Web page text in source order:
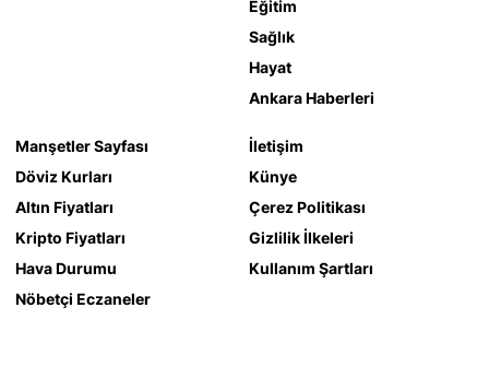
Eğitim
Sağlık
Hayat
Ankara Haberleri
Manşetler Sayfası
Döviz Kurları
Altın Fiyatları
Kripto Fiyatları
Hava Durumu
Nöbetçi Eczaneler
İletişim
Künye
Çerez Politikası
Gizlilik İlkeleri
Kullanım Şartları